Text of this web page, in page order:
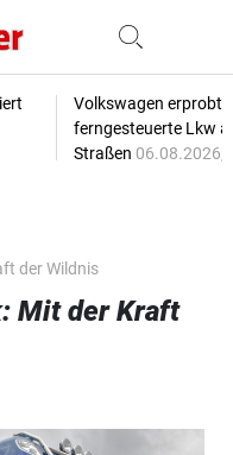
Volkswagen erprobt
ferngesteuerte Lkw
Straßen 06.08.2026,
der Wildnis
Mit der Kraft